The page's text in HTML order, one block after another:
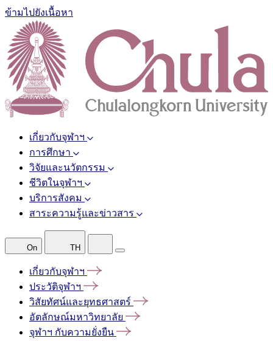
ข้ามไปยังเนื้อหา
เกี่ยวกับจุฬาฯ
การศึกษา
วิจัยและนวัตกรรม
ชีวิตในจุฬาฯ
บริการสังคม
สาระความรู้และข่าวสาร
On TH
เกี่ยวกับจุฬาฯ
ประวัติจุฬาฯ
วิสัยทัศน์และยุทธศาสตร์
อัตลักษณ์มหาวิทยาลัย
จุฬาฯ กับความยั่งยืน